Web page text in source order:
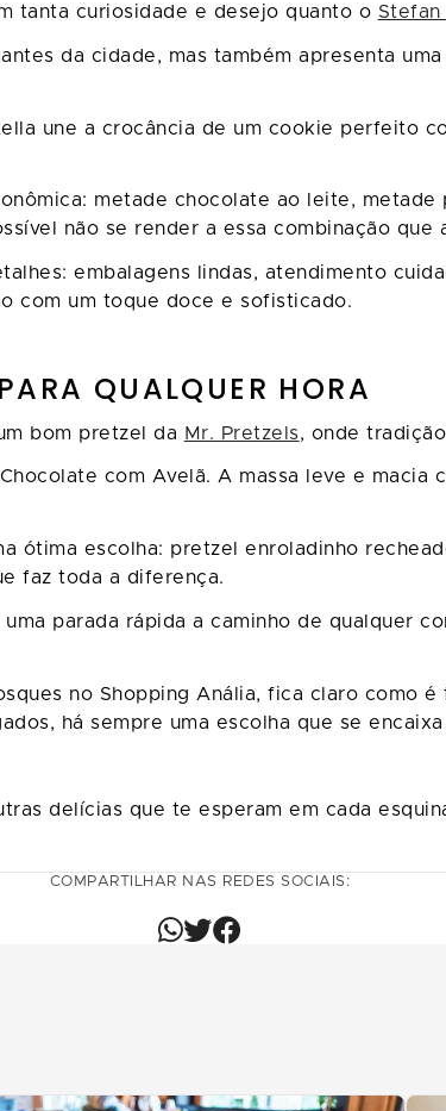
tanta curiosidade e desejo quanto o Stefan
da cidade, mas também apresenta
une a crocância de um cookie perfeito
metade chocolate ao leite, metade
não se render a essa combinação que
embalagens lindas, atendimento
com um toque doce e sofisticado.
QUALQUER HORA
bom pretzel da Mr. Pretzels, onde
com Avelã. A massa leve e
ótima escolha: pretzel enroladinho
faz toda a diferença.
parada rápida a caminho de qualquer
no Shopping Anália, fica claro como
há sempre uma escolha que se
delícias que te esperam em cada
COMPARTILHAR NAS REDES SOCIAIS: